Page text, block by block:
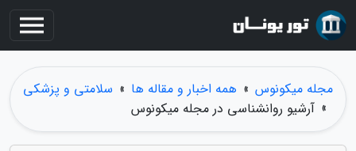
مجله میکونوس » همه اخبار و مقاله ها » سلامتی و پزشکی
» آرشیو روانشناسی در مجله میکونوس